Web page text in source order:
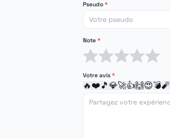
Pseudo*
Note*
Votre avis*
🔥❤️🎵💎🚀👍🙌😍💣🧨